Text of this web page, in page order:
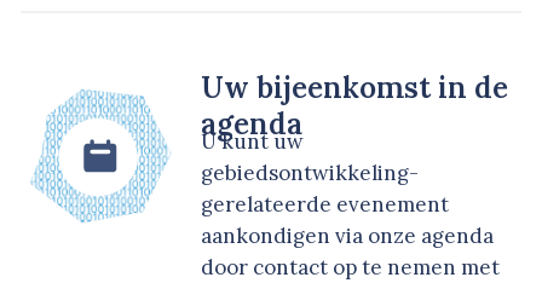
Uw bijeenkomst in de
agenda
U kunt uw
gebiedsontwikkeling-
gerelateerde evenement
aankondigen via onze agenda
door contact op te nemen met